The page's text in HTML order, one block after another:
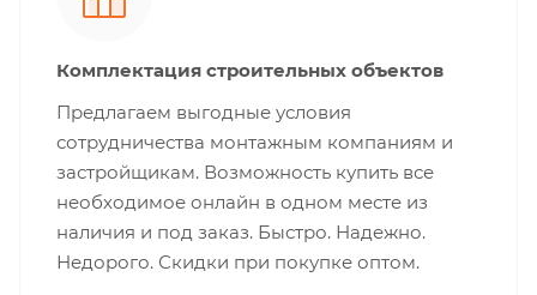
Комплектация строительных объектов
Предлагаем выгодные условия
сотрудничества монтажным компаниям и
застройщикам. Возможность купить все
необходимое онлайн в одном месте из
наличия и под заказ. Быстро. Надежно.
Недорого. Скидки при покупке оптом.